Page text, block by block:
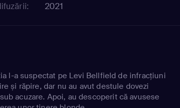
2021
l-a suspectat pe Levi Bellfield de infracțiuni
și răpire, dar nu au avut destule dovezi
acuzare. Apoi, au descoperit că avusese